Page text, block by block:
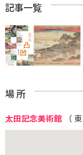
記事一覧
場 所
太田記念美術館 （